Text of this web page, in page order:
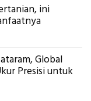
ini
Global
Presisi untuk